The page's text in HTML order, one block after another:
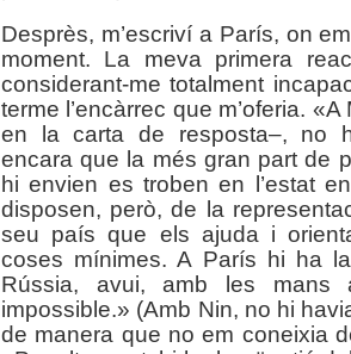
Desprès, m’escriví a París, on
moment. La meva primera
considerant-me totalment
terme l’encàrrec que m’oferia.
en la carta de resposta–, no
encara que la més gran part de
hi envien es troben en l’estat
disposen, però, de la
seu país que els ajuda i
coses mínimes. A París hi ha
Rússia, avui, amb les
impossible.» (Amb Nin, no hi
de manera que no em coneixia